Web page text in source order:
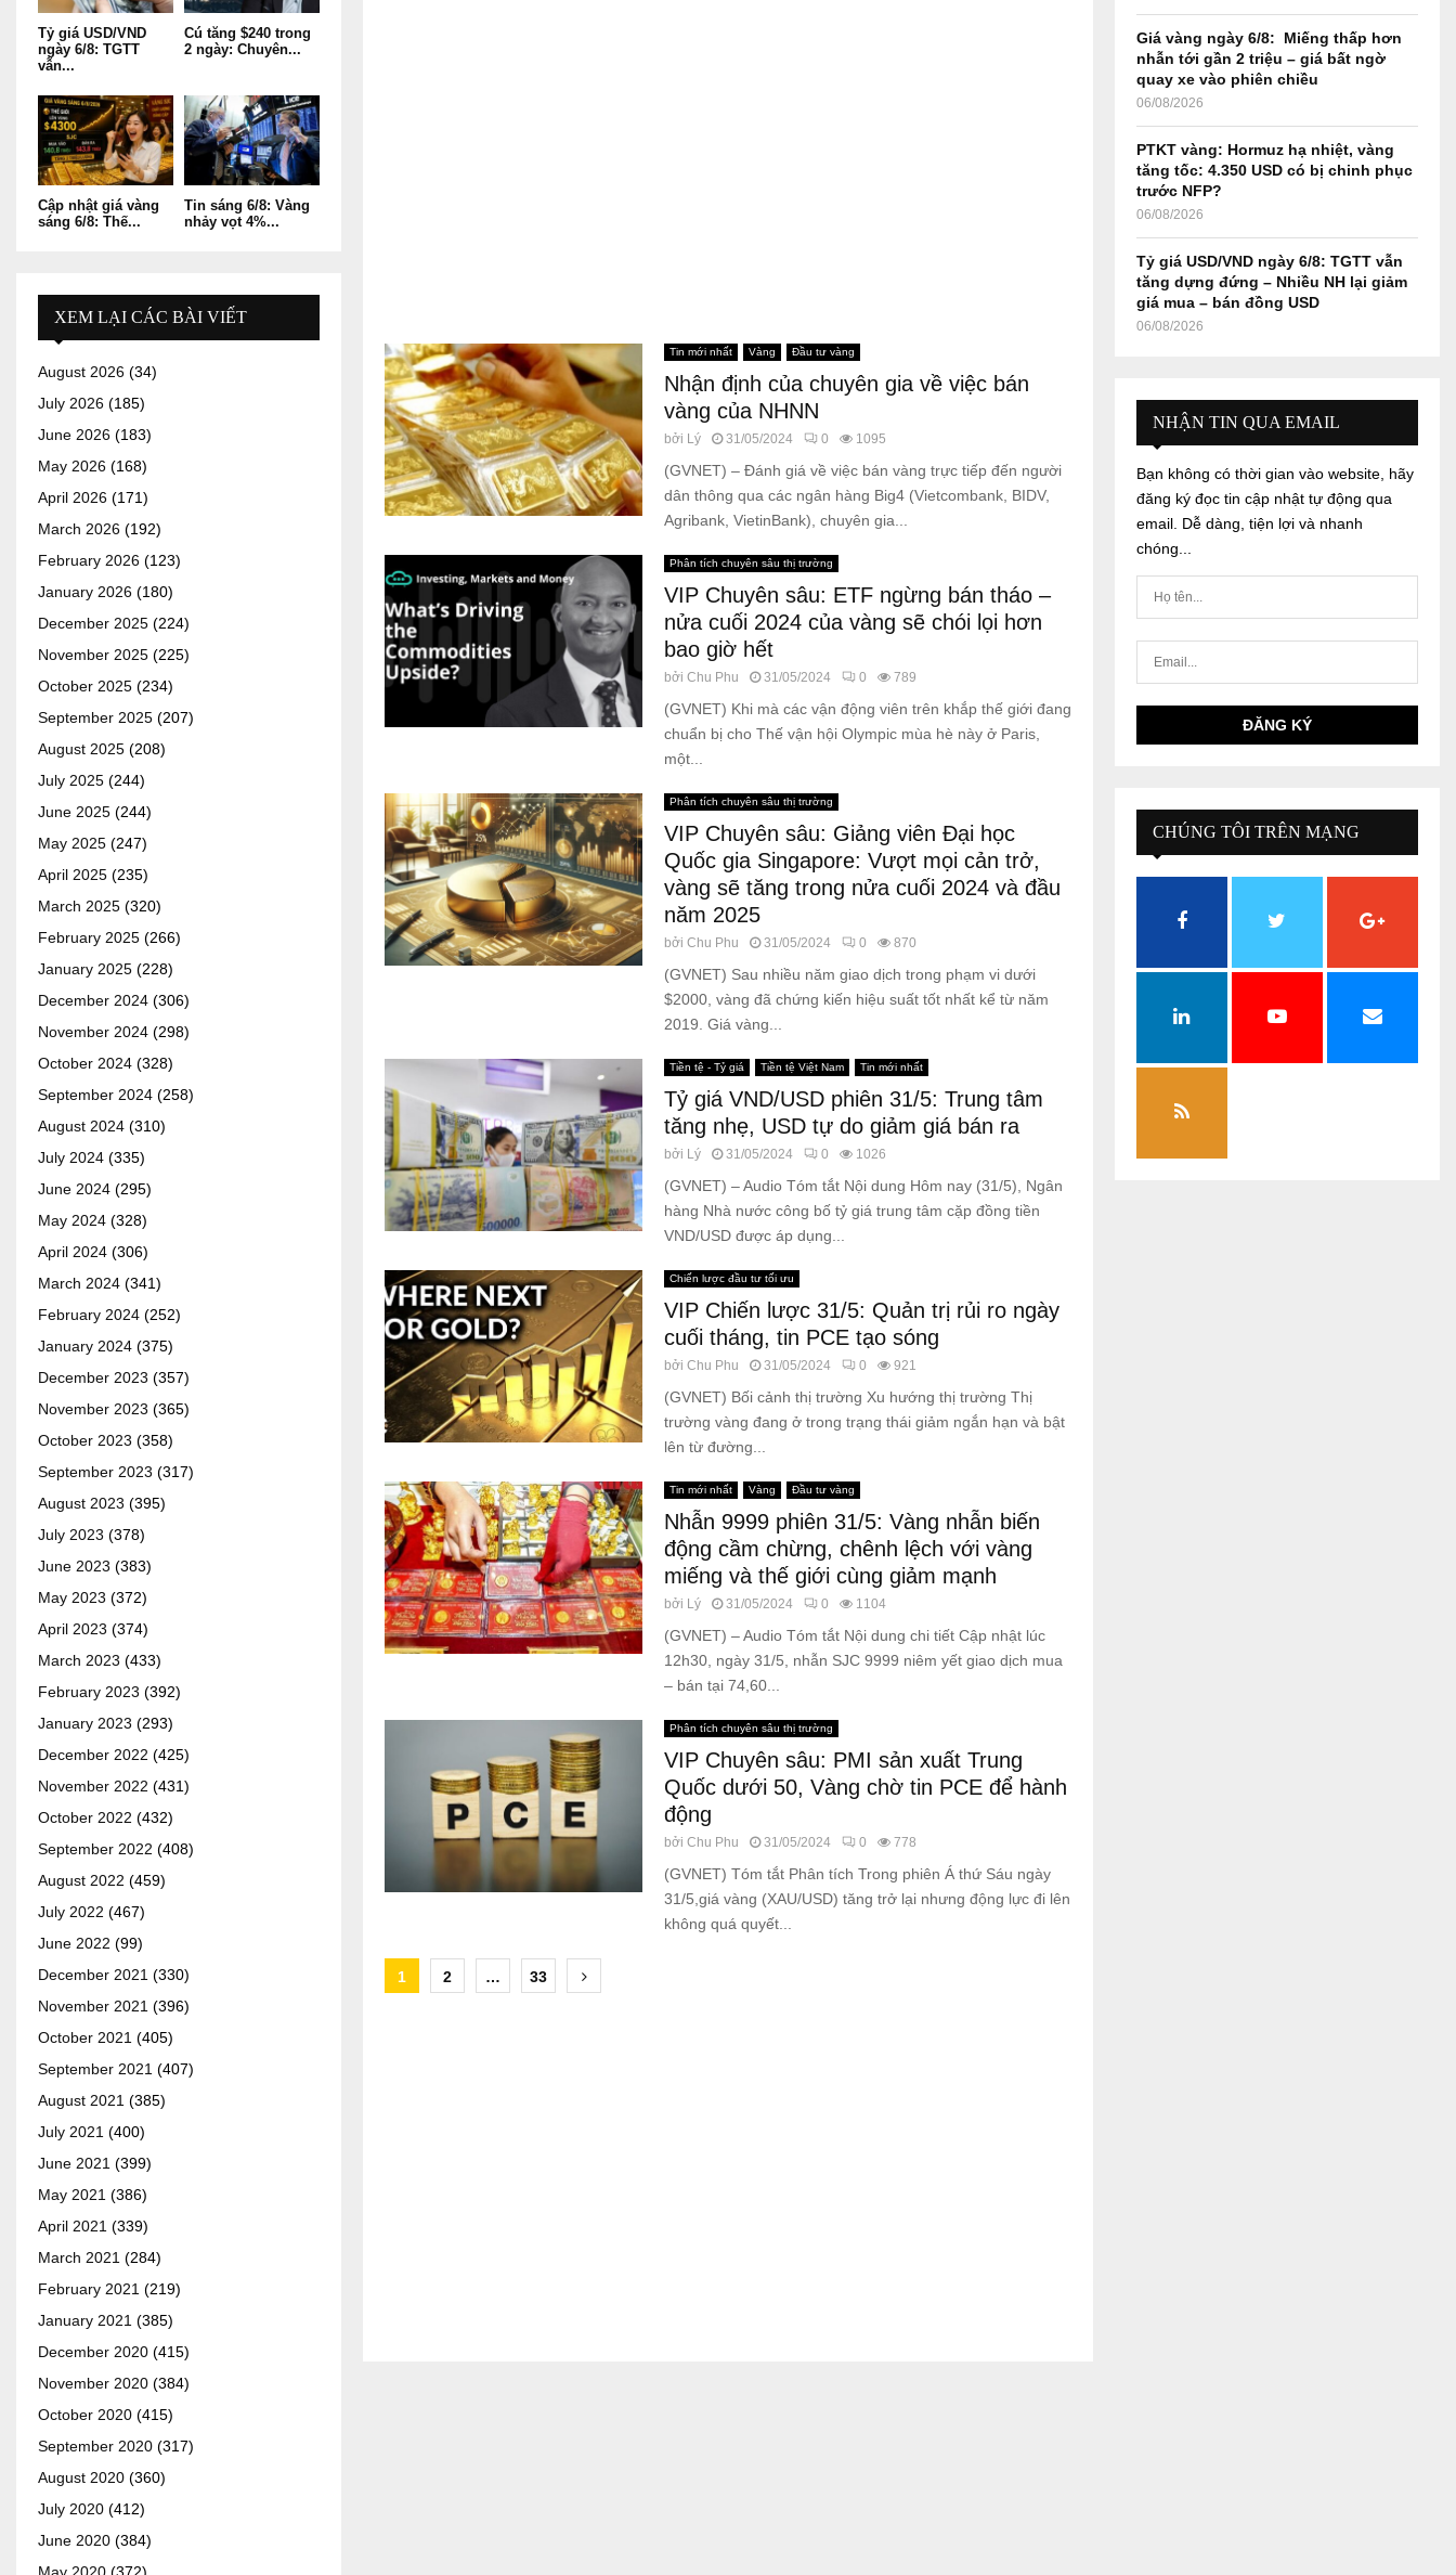
Tin mới nhất Vàng Đầu tư vàng
Nhận định của chuyên gia về việc bán
vàng của NHNN
bởi Lý 31/05/2024 0 1095
(GVNET) – Đánh giá về việc bán vàng trực tiếp đến người
dân thông qua các ngân hàng Big4 (Vietcombank, BIDV,
Agribank, VietinBank), chuyên gia...
Phân tích chuyên sâu thị trường
VIP Chuyên sâu: ETF ngừng bán tháo –
nửa cuối 2024 của vàng sẽ chói lọi hơn
bao giờ hết
bởi Chu Phu 31/05/2024 0 789
(GVNET) Khi mà các vận động viên trên khắp thế giới đang
chuẩn bị cho Thế vận hội Olympic mùa hè này ở Paris,
một...
Phân tích chuyên sâu thị trường
VIP Chuyên sâu: Giảng viên Đại học
Quốc gia Singapore: Vượt mọi cản trở,
vàng sẽ tăng trong nửa cuối 2024 và đầu
năm 2025
bởi Chu Phu 31/05/2024 0 870
(GVNET) Sau nhiều năm giao dịch trong phạm vi dưới
$2000, vàng đã chứng kiến ​​hiệu suất tốt nhất kể từ năm
2019. Giá vàng...
Tiền tệ - Tỷ giá Tiền tệ Việt Nam Tin mới nhất
Tỷ giá VND/USD phiên 31/5: Trung tâm
tăng nhẹ, USD tự do giảm giá bán ra
bởi Lý 31/05/2024 0 1026
(GVNET) – Audio Tóm tắt Nội dung Hôm nay (31/5), Ngân
hàng Nhà nước công bố tỷ giá trung tâm cặp đồng tiền
VND/USD được áp dụng...
Chiến lược đầu tư tối ưu
VIP Chiến lược 31/5: Quản trị rủi ro ngày
cuối tháng, tin PCE tạo sóng
bởi Chu Phu 31/05/2024 0 921
(GVNET) Bối cảnh thị trường Xu hướng thị trường Thị
trường vàng đang ở trong trạng thái giảm ngắn hạn và bật
lên từ đường...
Tin mới nhất Vàng Đầu tư vàng
Nhẫn 9999 phiên 31/5: Vàng nhẫn biến
động cầm chừng, chênh lệch với vàng
miếng và thế giới cùng giảm mạnh
bởi Lý 31/05/2024 0 1104
(GVNET) – Audio Tóm tắt Nội dung chi tiết Cập nhật lúc
12h30, ngày 31/5, nhẫn SJC 9999 niêm yết giao dịch mua
– bán tại 74,60...
Phân tích chuyên sâu thị trường
VIP Chuyên sâu: PMI sản xuất Trung
Quốc dưới 50, Vàng chờ tin PCE để hành
động
bởi Chu Phu 31/05/2024 0 778
(GVNET) Tóm tắt Phân tích Trong phiên Á thứ Sáu ngày
31/5,giá vàng (XAU/USD) tăng trở lại nhưng động lực đi lên
không quá quyết...
Posts
1 2 … 33
Tỷ giá USD/VND
ngày 6/8: TGTT
vẫn...
Cú tăng $240 trong
2 ngày: Chuyên...
Cập nhật giá vàng
sáng 6/8: Thế...
Tin sáng 6/8: Vàng
nhảy vọt 4%...
XEM LẠI CÁC BÀI VIẾT
August 2026 (34)
July 2026 (185)
June 2026 (183)
May 2026 (168)
April 2026 (171)
March 2026 (192)
February 2026 (123)
January 2026 (180)
December 2025 (224)
November 2025 (225)
October 2025 (234)
September 2025 (207)
August 2025 (208)
July 2025 (244)
June 2025 (244)
May 2025 (247)
April 2025 (235)
March 2025 (320)
February 2025 (266)
January 2025 (228)
December 2024 (306)
November 2024 (298)
October 2024 (328)
September 2024 (258)
August 2024 (310)
July 2024 (335)
June 2024 (295)
May 2024 (328)
April 2024 (306)
March 2024 (341)
February 2024 (252)
January 2024 (375)
December 2023 (357)
November 2023 (365)
October 2023 (358)
September 2023 (317)
August 2023 (395)
July 2023 (378)
June 2023 (383)
May 2023 (372)
April 2023 (374)
March 2023 (433)
February 2023 (392)
January 2023 (293)
December 2022 (425)
November 2022 (431)
October 2022 (432)
September 2022 (408)
August 2022 (459)
July 2022 (467)
June 2022 (99)
December 2021 (330)
November 2021 (396)
October 2021 (405)
September 2021 (407)
August 2021 (385)
July 2021 (400)
June 2021 (399)
May 2021 (386)
April 2021 (339)
March 2021 (284)
February 2021 (219)
January 2021 (385)
December 2020 (415)
November 2020 (384)
October 2020 (415)
September 2020 (317)
August 2020 (360)
July 2020 (412)
June 2020 (384)
Giá vàng ngày 6/8: Miếng thấp hơn
nhẫn tới gần 2 triệu – giá bất ngờ
quay xe vào phiên chiều
06/08/2026
PTKT vàng: Hormuz hạ nhiệt, vàng
tăng tốc: 4.350 USD có bị chinh phục
trước NFP?
06/08/2026
Tỷ giá USD/VND ngày 6/8: TGTT vẫn
tăng dựng đứng – Nhiều NH lại giảm
giá mua – bán đồng USD
06/08/2026
NHẬN TIN QUA EMAIL
Bạn không có thời gian vào website, hãy
đăng ký đọc tin cập nhật tự động qua
email. Dễ dàng, tiện lợi và nhanh
chóng...
CHÚNG TÔI TRÊN MẠNG
XÃ HỘI